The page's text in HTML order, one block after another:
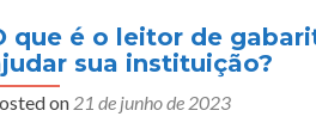
que é o leitor de
sua instituição?
on 21 de junho de 2023